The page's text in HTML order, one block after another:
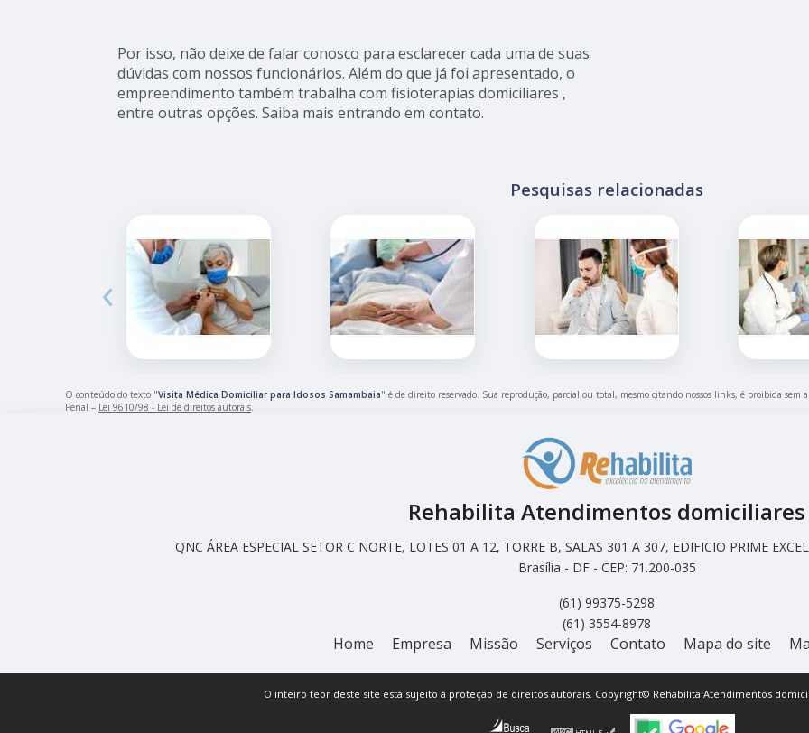
Por isso, não deixe de falar conosco para esclarecer cada uma de suas
dúvidas com nossos funcionários. Além do que já foi apresentado, o
empreendimento também trabalha com fisioterapias domiciliares ,
entre outras opções. Saiba mais entrando em contato.
Pesquisas relacionadas
‹
O conteúdo do texto "Visita Médica Domiciliar para Idosos Samambaia" é de direito reservado. Sua reprodução, parcial ou total, mesmo citando nossos links, é proibida
Penal – Lei 9610/98 - Lei de direitos autorais.
Rehabilita Atendimentos domiciliares
QNC ÁREA ESPECIAL SETOR C NORTE, LOTES 01 A 12, TORRE B, SALAS 301 A 307, EDIFICIO PRIME
Brasília - DF - CEP: 71.200-035
(61) 99375-5298
(61) 3554-8978
Home Empresa Missão Serviços Contato Mapa do site
O inteiro teor deste site está sujeito à proteção de direitos autorais. Copyright© Rehabilita Atendimentos